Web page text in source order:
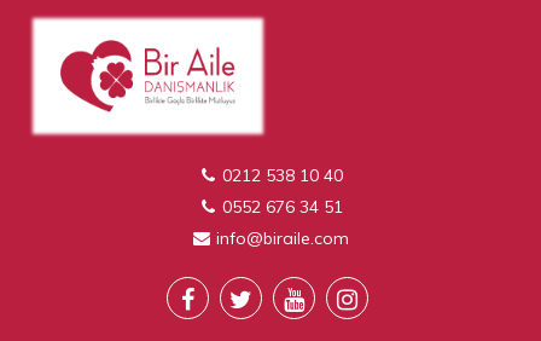
0212 538 10 40
0552 676 34 51
info@biraile.com